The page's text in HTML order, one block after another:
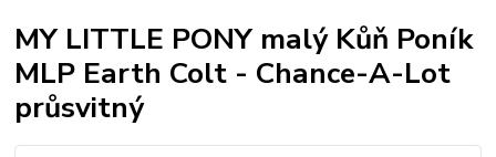
MY LITTLE PONY malý Kůň Poník
MLP Earth Colt - Chance-A-Lot
průsvitný